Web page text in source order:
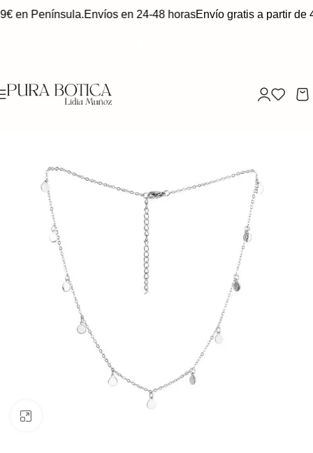
en Península.Envíos en 24-48 horasEnvío gratis a partir de